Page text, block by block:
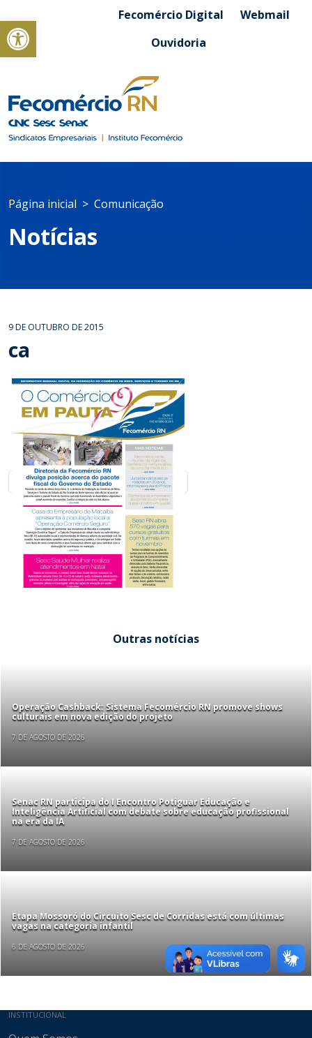
Abrir a barra de ferramentasFecomércio Digital
Webmail
Ouvidoria
Página inicial Comunicação
Notícias
9 DE OUTUBRO DE 2015
ca
Outras notícias
Operação Cashback: Sistema Fecomércio RN promove shows
culturais em nova edição do projeto
7 DE AGOSTO DE 2026
Senac RN participa do I Encontro Potiguar Educação e
Inteligência Artificial com debate sobre educação profissional
na era da IA
7 DE AGOSTO DE 2026
Etapa Mossoró do Circuito Sesc de Corridas está com últimas
vagas na categoria infantil
6 DE AGOSTO DE 2026
Mapa do site
INSTITUCIONAL